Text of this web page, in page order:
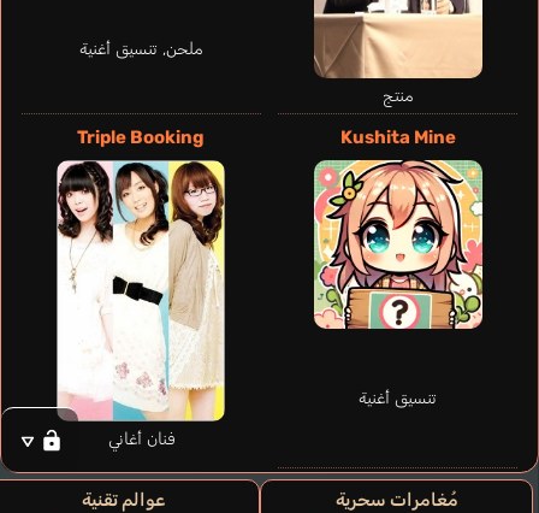
منتج
ملحن, تنسيق أغنية
Kushita Mine
تنسيق أغنية
Triple Booking
فنان أغاني
Hata Ranko
Arai Satomi
Igarashi Kaede
مُغامرات سحرية عوالم تقنية